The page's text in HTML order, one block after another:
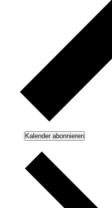
Kalender abonnieren